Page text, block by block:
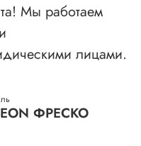
Мы работаем
лицами.
ФРЕСКО